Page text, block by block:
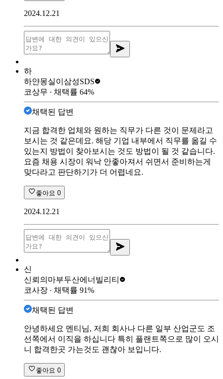
2024.12.21
하
하얀몽실이 삼성SDS
코상무 ∙ 채택률 64%
채택된 답변
지금 합격한 업체와 원하는 직무가 다른 것이 문제라고
보시는 것 같은데요. 해당 기업 내부에서 직무를 옮길 수
있는지 방법이 찾아보시는 것도 방법이 될 것 같습니다.
요즘 채용 시장이 워낙 안좋아져서 쉬면서 준비하는게
맞다라고 판단하기가 더 어렵네요.
좋아요 0
2024.12.21
신
신뢰의마부두산에너빌리티
코사장 ∙ 채택률 91%
채택된 답변
안녕하세요 멘티님, 저희 회사나 다른 일부 산업군도 조
선쪽에서 이직을 하십니다 특히 플랜트쪽으로 많이 오시
니 합격한곳 가는것도 괜찮아 보입니다.
좋아요 0